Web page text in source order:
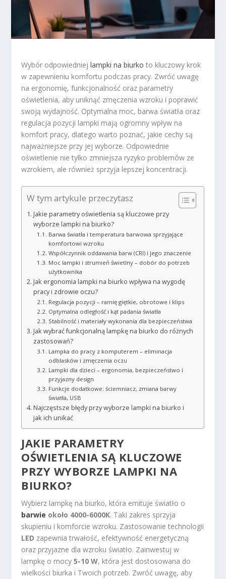
Wybór odpowiedniejlampki na biurko to kluczowy krok
w zapewnieniu komfortu podczas pracy. Zwróć uwagę
na ergonomię, funkcjonalność oraz parametry
oświetlenia, aby uniknąć zmęczenia wzroku i poprawić
swoją wydajność. Optymalna moc, barwa światła oraz
regulacja pozycji lampki mają ogromny wpływ na
komfort pracy, dlatego warto poznać, jakie cechy są
najważniejsze przy jej wyborze. Odpowiednie
oświetlenie nie tylko zmniejsza ryzyko problemów ze
wzrokiem, ale również sprzyja lepszej koncentracji.
W tym artykule przeczytasz
Jakie parametry oświetlenia są kluczowe przy
wyborze lampki na biurko?
Barwa światła i temperatura barwowa sprzyjające
komfortowi wzroku
Współczynnik oddawania barw (CRI) i jego znaczenie
Moc lampki i strumień świetlny – dobór do potrzeb
użytkownika
Jak ergonomia lampki na biurko wpływa na wygodę
pracy i zdrowie oczu?
Regulacja pozycji – ramię giętkie, obrotowe i klips
Optymalna odległość i kąt padania światła
Stabilność i materiały wykonania dla bezpieczeństwa
Jak wybrać funkcjonalną lampkę na biurko do różnych
zastosowań?
Lampka do pracy z komputerem – eliminacja
odblasków i zmęczenia oczu
Lampki dla dzieci – ergonomia, bezpieczeństwo i
przyjazny design
Funkcje dodatkowe: ściemniacz, zmiana barwy
światła, USB
Najczęstsze błędy przy wyborze lampki na biurko i
jak ich unikać
JAKIE PARAMETRY
OŚWIETLENIA SĄ KLUCZOWE
PRZY WYBORZE LAMPKI NA
BIURKO?
Wybierz lampkę na biurko, która emituje światło o
barwie około 4000-6000K. Taki zakres sprzyja
skupieniu i komforcie wzroku. Zastosowanie technologii
LED zapewnia trwałość, efektywność energetyczną
oraz przyjazne dla wzroku światło. Zainwestuj w
lampkę o mocy5-10 W, która jest dostosowana do
wielkości biurka i Twoich potrzeb. Zwróć uwagę, aby